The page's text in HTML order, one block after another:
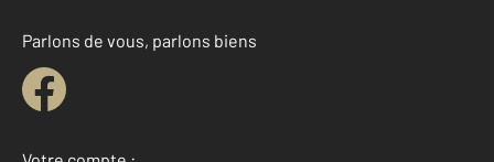
Parlons de vous, parlons biens